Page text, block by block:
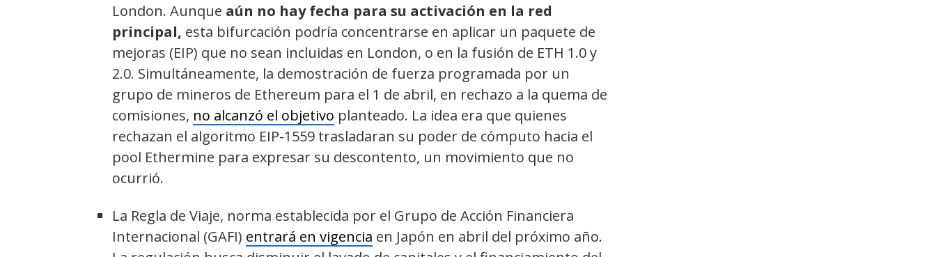
London. Aunque aún no hay fecha para su activación en la red
principal, esta bifurcación podría concentrarse en aplicar un paquete de
mejoras (EIP) que no sean incluidas en London, o en la fusión de ETH 1.0 y
2.0. Simultáneamente, la demostración de fuerza programada por un
grupo de mineros de Ethereum para el 1 de abril, en rechazo a la quema de
comisiones, no alcanzó el objetivo planteado. La idea era que quienes
rechazan el algoritmo EIP-1559 trasladaran su poder de cómputo hacia el
pool Ethermine para expresar su descontento, un movimiento que no
ocurrió.
La Regla de Viaje, norma establecida por el Grupo de Acción Financiera
Internacional (GAFI) entrará en vigencia en Japón en abril del próximo año.